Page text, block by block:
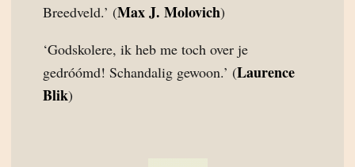
Breedveld.’ (Max J. Molovich)
‘Godskolere, ik heb me toch over je
gedróómd! Schandalig gewoon.’ (Laurence
Blik)